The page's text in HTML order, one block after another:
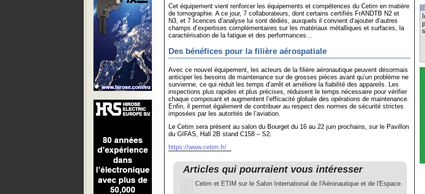
Cet équipement vient renforcer les équipements et compétences du Cetim en matière
de tomographie. A ce jour, 7 collaborateurs, dont certains certifiés FrANDTB N2 et
N3, et 7 licences d’analyse lui sont dédiés, auxquels il convient d’ajouter d’autres
champs d’expertises complémentaires sur les matériaux métalliques et surfaces, la
caractérisation de la fatigue et des performances…
Des bénéfices pour la filière aérospatiale
Avec ce nouvel équipement, les acteurs de la filière aéronautique peuvent désormais
anticiper les besoins de maintenance sur de grosses pièces avant qu’un problème ne
survienne, ce qui réduit les temps d’arrêt et améliore la fiabilité des appareils. Les
inspections plus rapides et plus précises, réduisent le temps nécessaire pour vérifier
chaque composant et augmentent l’efficacité globale des opérations de maintenance.
Enfin, il permet également de contribuer au respect des normes de sécurité strictes
imposées par les autorités de l’aviation.
Le Cetim sera présent au salon du Bourget du 16 au 22 juin prochains, sur le Pavillon
du GIFAS, Hall 2B stand C158 – S2.
https://www.cetim.fr/
Articles qui pourraient vous intéresser
Cetim et ETIM sur le Salon International de l'Aéronautique et de l'Espace